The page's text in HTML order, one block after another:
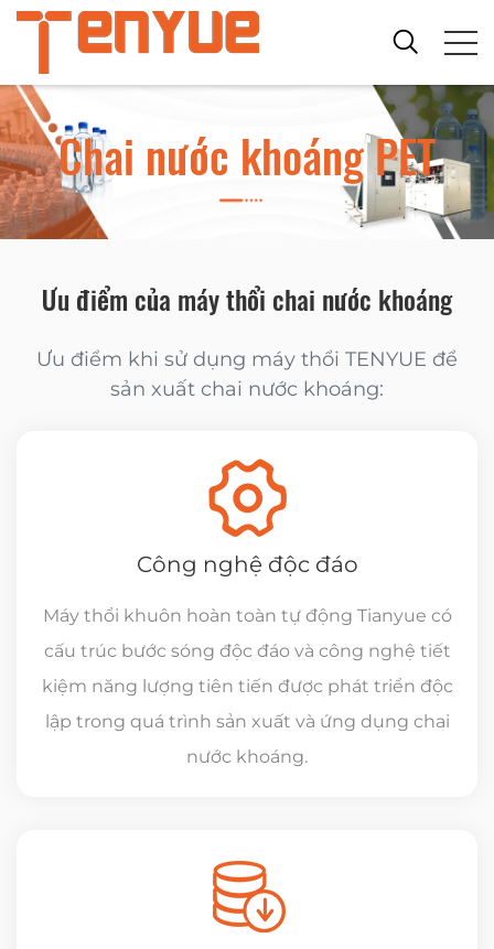
Chai nước khoáng PET
Ưu điểm của máy thổi chai nước khoáng
Ưu điểm khi sử dụng máy thổi TENYUE để
sản xuất chai nước khoáng:
Công nghệ độc đáo
Máy thổi khuôn hoàn toàn tự động Tianyue có
cấu trúc bước sóng độc đáo và công nghệ tiết
kiệm năng lượng tiên tiến được phát triển độc
lập trong quá trình sản xuất và ứng dụng chai
nước khoáng.